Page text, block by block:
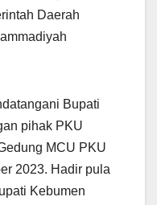
Daerah
Bupati
pihak PKU
MCU PKU
2023. Hadir pula
Kebumen